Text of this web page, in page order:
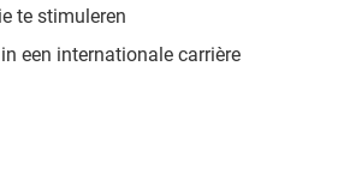
te stimuleren
een internationale carrière